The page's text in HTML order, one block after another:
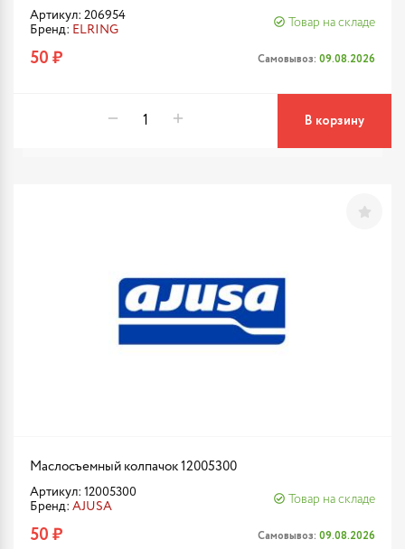
Артикул: 206954
Бренд: ELRING
Товар на складе
50 ₽ Самовывоз: 09.08.2026
В корзину
Маслосъемный колпачок 12005300
Артикул: 12005300
Бренд: AJUSA
Товар на складе
50 ₽ Самовывоз: 09.08.2026